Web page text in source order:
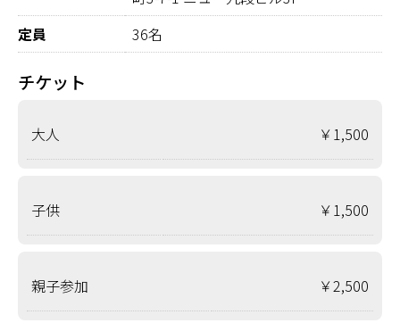
定員
36名
チケット
大人 ￥1,500
子供 ￥1,500
親子参加 ￥2,500